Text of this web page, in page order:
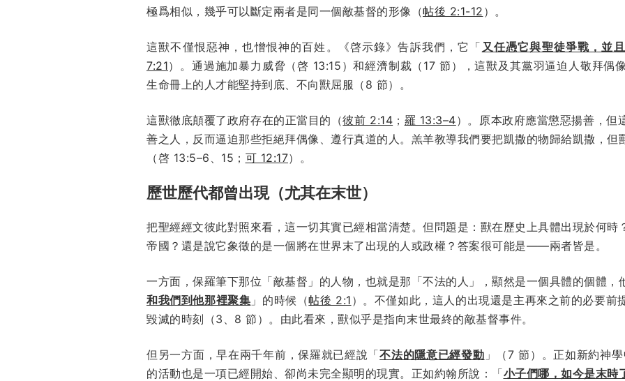
極爲相似，幾乎可以斷定兩者是同一個敵基督的形像（帖後 2:1-12 ）。
這獸不僅恨惡神，也憎恨神的百姓。《啓示錄》告訴我們，它「 又任憑它與聖徒爭戰，並
7:21）。通過施加暴力威脅（啓 13:15）和經濟制裁（17 節），這獸及其黨羽逼迫人敬拜偶
生命冊上的人才能堅持到底、不向獸屈服（8 節）。
這獸徹底顛覆了政府存在的正當目的（彼前 2:14 ； 羅 13:3–4）。原本政府應當懲惡揚善，但
善之人，反而逼迫那些拒絕拜偶像、遵行真道的人。羔羊教導我們要把凱撒的物歸給凱撒，但
（啓 13:5–6、15； 可 12:17）。
歷世歷代都曾出現（尤其在末世）
把聖經經文彼此對照來看，這一切其實已經相當清楚。但問題是：獸在歷史上具體出現於何時
帝國？還是說它象徵的是一個將在世界末了出現的人或政權？答案很可能是——兩者皆是。
一方面，保羅筆下那位「敵基督」的人物，也就是那「不法的人」，顯然是一個具體的個體，
和我們到他那裡聚集 」的時候（帖後 2:1 ）。不僅如此，這人的出現還是主再來之前的必要前
毀滅的時刻（3、8 節）。由此看來，獸似乎是指向末世最終的敵基督事件。
但另一方面，早在兩千年前，保羅就已經說「不法的隱意已經發動 」（7 節）。正如新約神
的活動也是一項已經開始、卻尚未完全顯明的現實。正如約翰所說：「小子們哪，如今是末時